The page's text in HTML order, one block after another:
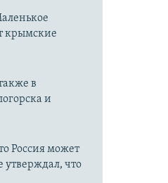
крымские
в
и
Россия может
что